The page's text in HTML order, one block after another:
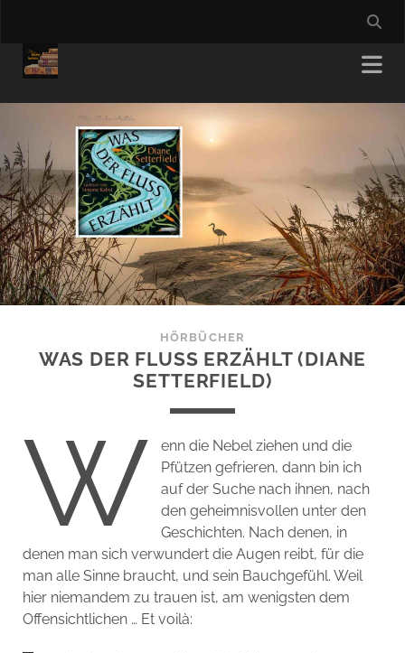
HÖRBÜCHER
WAS DER FLUSS ERZÄHLT (DIANE
SETTERFIELD)
W
enn die Nebel ziehen und die
Pfützen gefrieren, dann bin ich
auf der Suche nach ihnen, nach
den geheimnisvollen unter den
Geschichten. Nach denen, in
denen man sich verwundert die Augen reibt, für die
man alle Sinne braucht, und sein Bauchgefühl. Weil
hier niemandem zu trauen ist, am wenigsten dem
Offensichtlichen … Et voilà: